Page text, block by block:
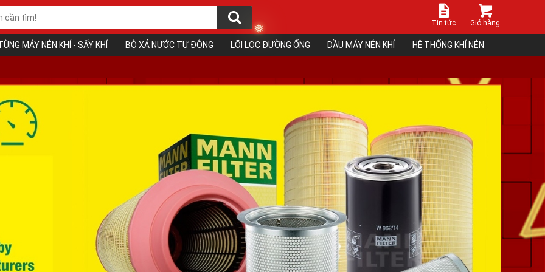
Tin tức Giỏ hàng
MÁY NÉN KHÍ - SẤY KHÍ BỘ XẢ NƯỚC TỰ ĐỘNG LÕI LỌC ĐƯỜNG ỐNG DẦU MÁY NÉN KHÍ HỆ THỐNG KHÍ NÉN
❅